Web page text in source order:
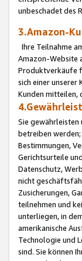
unbeschadet des
3.Amazon-
Ihre Teilnahme
Amazon-Website
Produktverkäufe
sich einer unserer
Kunden mitteilen,
Sie gewährleisten
betreiben
Bestimmungen,
Gerichtsurteile
Datenschutz,
nicht
Zusicherungen,
teilnehmen und
unterliegen, in
amerikanische
Technologie und
sind. Sie können